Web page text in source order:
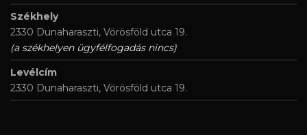
Székhely
2330 Dunaharaszti, Vörösföld utca 19.
(a székhelyen ügyfélfogadás nincs)
Levélcím
2330 Dunaharaszti, Vörösföld utca 19.